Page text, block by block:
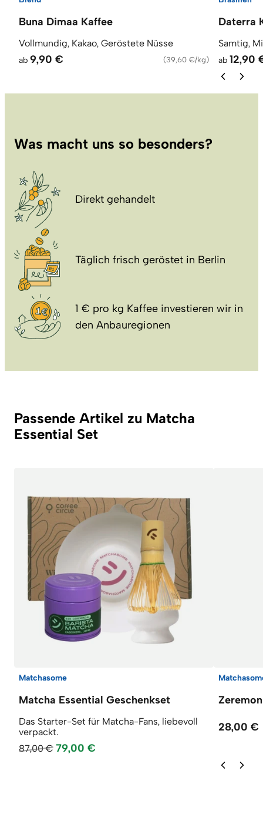
Buna Dimaa Kaffee
Vollmundig, Kakao, Geröstete Nüsse
ab 9,90 € (39,60 €/kg)
Daterra
Samtig,
ab 12,90
Was macht uns so besonders?
Direkt gehandelt
Täglich frisch geröstet in Berlin
1 € pro kg Kaffee investieren wir in
den Anbauregionen
Passende Artikel zu Matcha
Essential Set
Matchasome
Matcha Essential Geschenkset
Das Starter-Set für Matcha-Fans, liebevoll
verpackt.
87,00 € 79,00 €
28,00 €